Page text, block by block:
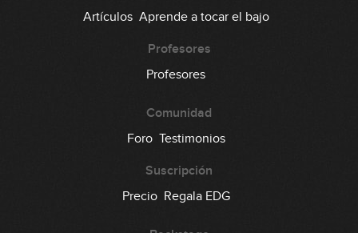
Artículos Aprende a tocar el bajo
Profesores
Profesores
Comunidad
Foro Testimonios
Suscripción
Precio Regala EDG